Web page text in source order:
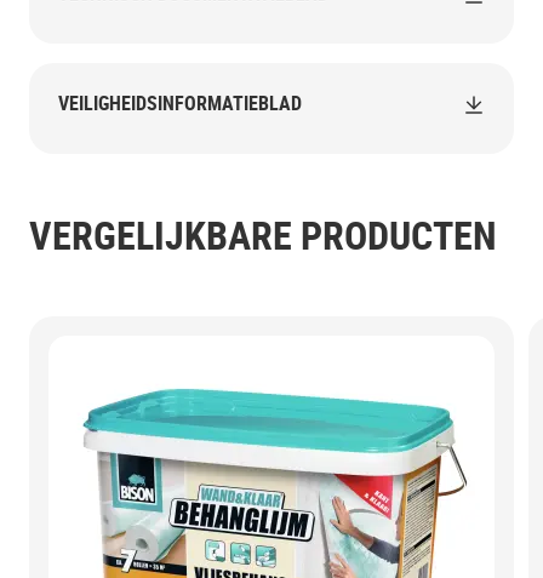
VEILIGHEIDSINFORMATIEBLAD
VERGELIJKBARE PRODUCTEN